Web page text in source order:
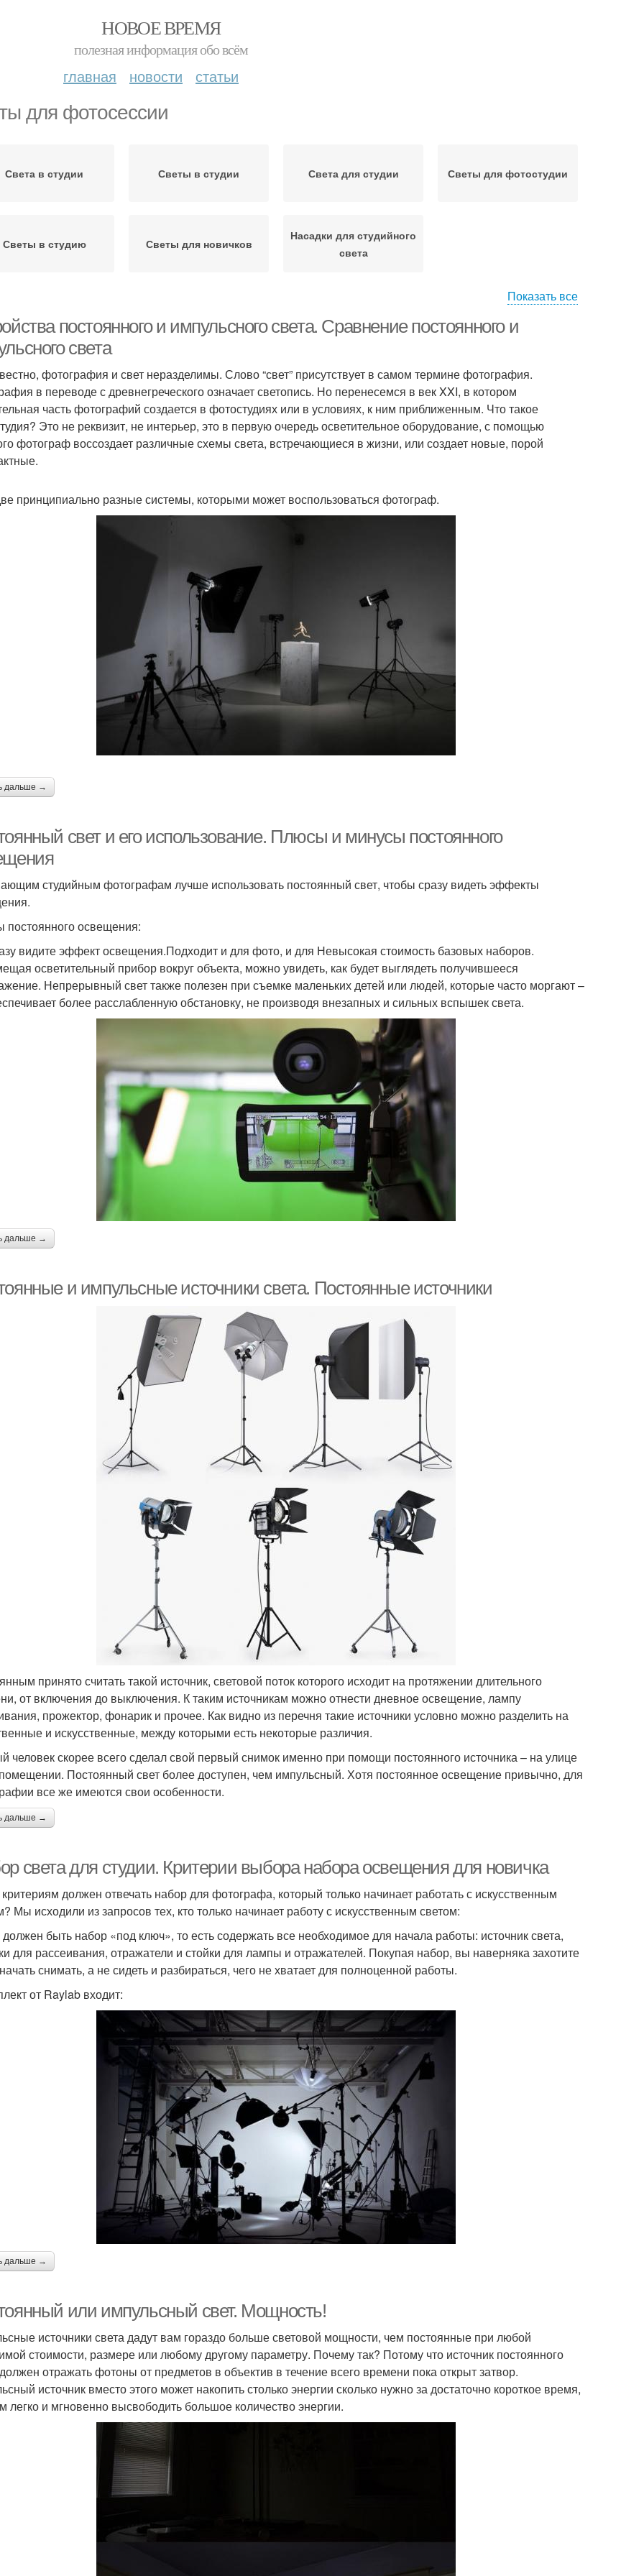
НОВОЕ ВРЕМЯ
полезная информация обо всём
главная новости статьи
для фотосессии
Света в студии Светы в студии Света для студии Светы для фотостудии
Светы в студию Светы для новичков
Насадки для студийного
света
Показать все
постоянного и импульсного света. Сравнение постоянного и
света
фотография и свет неразделимы. Слово “свет” присутствует в самом термине фотография.
в переводе с древнегреческого означает светопись. Но перенесемся в век XXI, в котором
часть фотографий создается в фотостудиях или в условиях, к ним приближенным. Что такое
Это не реквизит, не интерьер, это в первую очередь осветительное оборудование, с помощью
фотограф воссоздает различные схемы света, встречающиеся в жизни, или создает новые, порой
принципиально разные системы, которыми может воспользоваться фотограф.
дальше →
свет и его использование. Плюсы и минусы постоянного
студийным фотографам лучше использовать постоянный свет, чтобы сразу видеть эффекты
освещения:
видите эффект освещения.Подходит и для фото, и для Невысокая стоимость базовых наборов.
осветительный прибор вокруг объекта, можно увидеть, как будет выглядеть получившееся
Непрерывный свет также полезен при съемке маленьких детей или людей, которые часто моргают –
более расслабленную обстановку, не производя внезапных и сильных вспышек света.
дальше →
и импульсные источники света. Постоянные источники
принято считать такой источник, световой поток которого исходит на протяжении длительного
от включения до выключения. К таким источникам можно отнести дневное освещение, лампу
прожектор, фонарик и прочее. Как видно из перечня такие источники условно можно разделить на
и искусственные, между которыми есть некоторые различия.
человек скорее всего сделал свой первый снимок именно при помощи постоянного источника – на улице
Постоянный свет более доступен, чем импульсный. Хотя постоянное освещение привычно, для
все же имеются свои особенности.
дальше →
света для студии. Критерии выбора набора освещения для новичка
должен отвечать набор для фотографа, который только начинает работать с искусственным
Мы исходили из запросов тех, кто только начинает работу с искусственным светом:
быть набор «под ключ», то есть содержать все необходимое для начала работы: источник света,
для рассеивания, отражатели и стойки для лампы и отражателей. Покупая набор, вы наверняка захотите
снимать, а не сидеть и разбираться, чего не хватает для полноценной работы.
от Raylab входит:
дальше →
или импульсный свет. Мощность!
источники света дадут вам гораздо больше световой мощности, чем постоянные при любой
стоимости, размере или любому другому параметру. Почему так? Потому что источник постоянного
отражать фотоны от предметов в объектив в течение всего времени пока открыт затвор.
источник вместо этого может накопить столько энергии сколько нужно за достаточно короткое время,
легко и мгновенно высвободить большое количество энергии.